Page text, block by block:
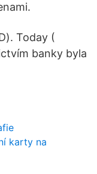
Today (
banky byla
karty na